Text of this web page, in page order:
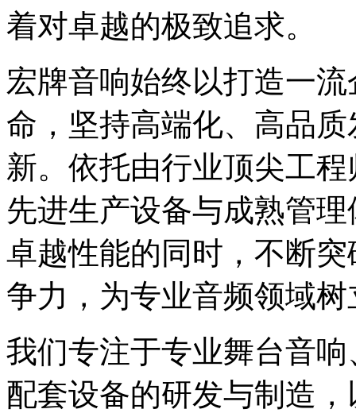
着对卓越的极致追求。
宏牌音响始终以打造一
命，坚持高端化、高品
新。依托由行业顶尖工
先进生产设备与成熟管
卓越性能的同时，不断
争力，为专业音频领域
我们专注于专业舞台音
配套设备的研发与制造